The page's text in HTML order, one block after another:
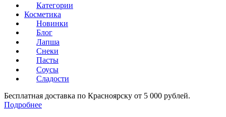
Категории
Косметика
Новинки
Блог
Лапша
Снеки
Пасты
Соусы
Сладости
Бесплатная доставка по Красноярску от 5 000 рублей.
Подробнее